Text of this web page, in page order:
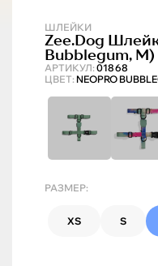
ШЛЕЙКИ
АРТИКУЛ: 01868
Zee.Dog
Bubblegum, M)
ЦВЕТ: NEOPRO
РАЗМЕР:
XS S